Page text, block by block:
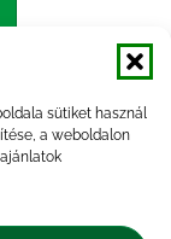
sütiket használ
a weboldalon